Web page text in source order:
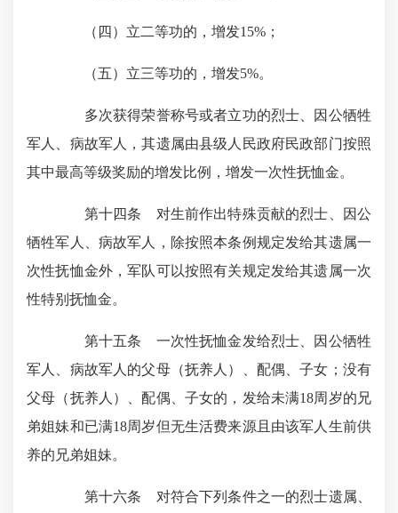
（四）立二等功的，增发15%；
（五）立三等功的，增发5%。
多次获得荣誉称号或者立功的烈士、因公牺牲
军人、病故军人，其遗属由县级人民政府民政部门按照
其中最高等级奖励的增发比例，增发一次性抚恤金。
第十四条 对生前作出特殊贡献的烈士、因公
牺牲军人、病故军人，除按照本条例规定发给其遗属一
次性抚恤金外，军队可以按照有关规定发给其遗属一次
性特别抚恤金。
第十五条 一次性抚恤金发给烈士、因公牺牲
军人、病故军人的父母（抚养人）、配偶、子女；没有
父母（抚养人）、配偶、子女的，发给未满18周岁的兄
弟姐妹和已满18周岁但无生活费来源且由该军人生前供
养的兄弟姐妹。
第十六条 对符合下列条件之一的烈士遗属、